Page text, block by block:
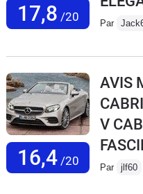
17,8 /20 Par
16,4/20
AVIS
V
Par jlf60